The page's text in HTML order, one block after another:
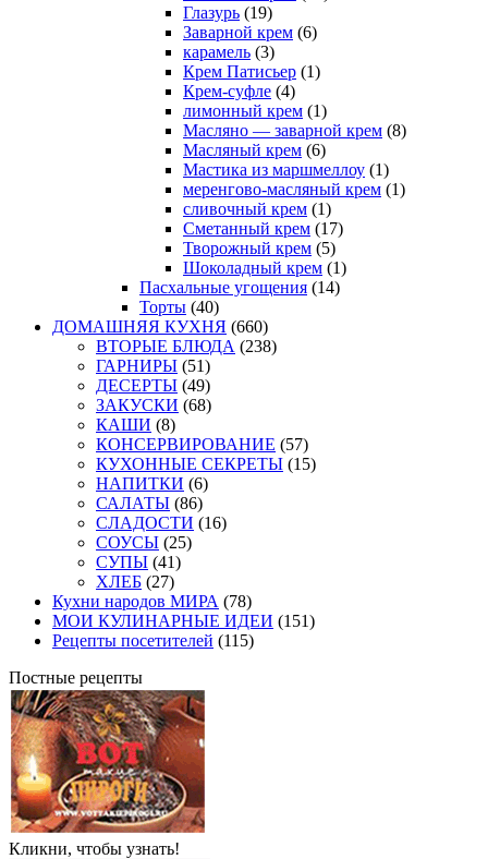
Глазурь (19)
Заварной крем (6)
карамель (3)
Крем Патисьер (1)
Крем-суфле (4)
лимонный крем (1)
Масляно — заварной крем (8)
Масляный крем (6)
Мастика из маршмеллоу (1)
меренгово-масляный крем (1)
сливочный крем (1)
Сметанный крем (17)
Творожный крем (5)
Шоколадный крем (1)
Пасхальные угощения (14)
Торты (40)
ДОМАШНЯЯ КУХНЯ (660)
ВТОРЫЕ БЛЮДА (238)
ГАРНИРЫ (51)
ДЕСЕРТЫ (49)
ЗАКУСКИ (68)
КАШИ (8)
КОНСЕРВИРОВАНИЕ (57)
КУХОННЫЕ СЕКРЕТЫ (15)
НАПИТКИ (6)
САЛАТЫ (86)
СЛАДОСТИ (16)
СОУСЫ (25)
СУПЫ (41)
ХЛЕБ (27)
Кухни народов МИРА (78)
МОИ КУЛИНАРНЫЕ ИДЕИ (151)
Рецепты посетителей (115)
Постные рецепты
Кликни, чтобы узнать!